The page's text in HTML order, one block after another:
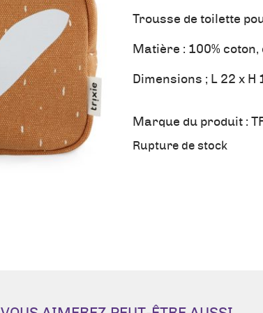
Trousse de toilette
Matière : 100%
Dimensions ; L 22 x H
Marque du produit :
Rupture de stock